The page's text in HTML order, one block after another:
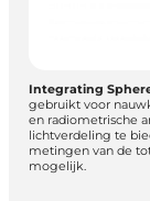
Integrating
gebruikt voor
en radiometrische
lichtverdeling te
metingen van de
mogelijk.